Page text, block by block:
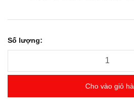
Số lượng:
Cho vào giỏ